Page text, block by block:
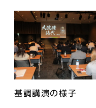
基調講演の様子